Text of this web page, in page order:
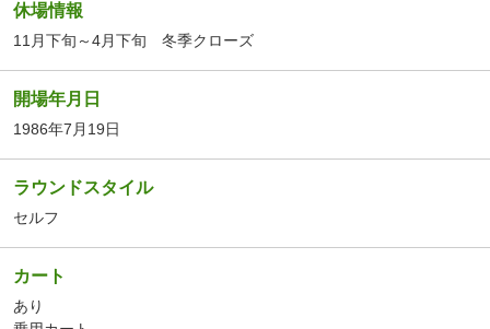
休場情報
11月下旬～4月下旬 冬季クローズ
開場年月日
1986年7月19日
ラウンドスタイル
セルフ
カート
あり